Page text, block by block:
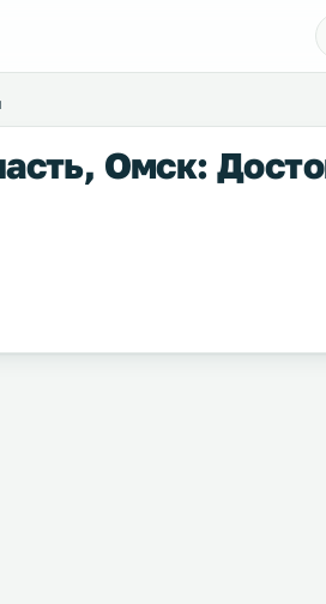
Омск: